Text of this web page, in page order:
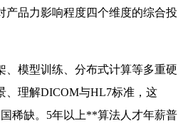
产品力影响程度四个维度的综合投
、模型训练、分布式计算等多重硬
、理解DICOM与HL7标准，这
稀缺。5年以上**算法人才年薪普